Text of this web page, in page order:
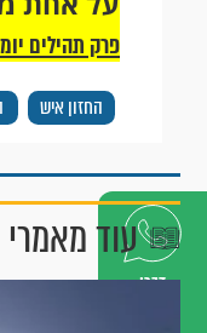
דברו
החזון איש
פרק תהילים
עוד מאמרי